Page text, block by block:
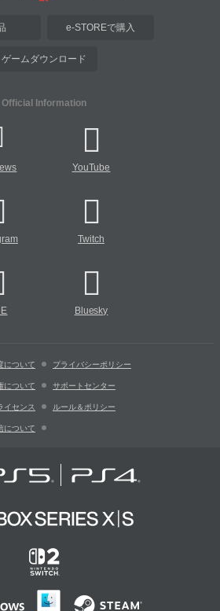
e-STOREで購入
ゲームダウンロード
Official Information
YouTube
Twitch
Bluesky
について プライバシーポリシー
について サポートセンター
イセンス ルール＆ポリシー
について